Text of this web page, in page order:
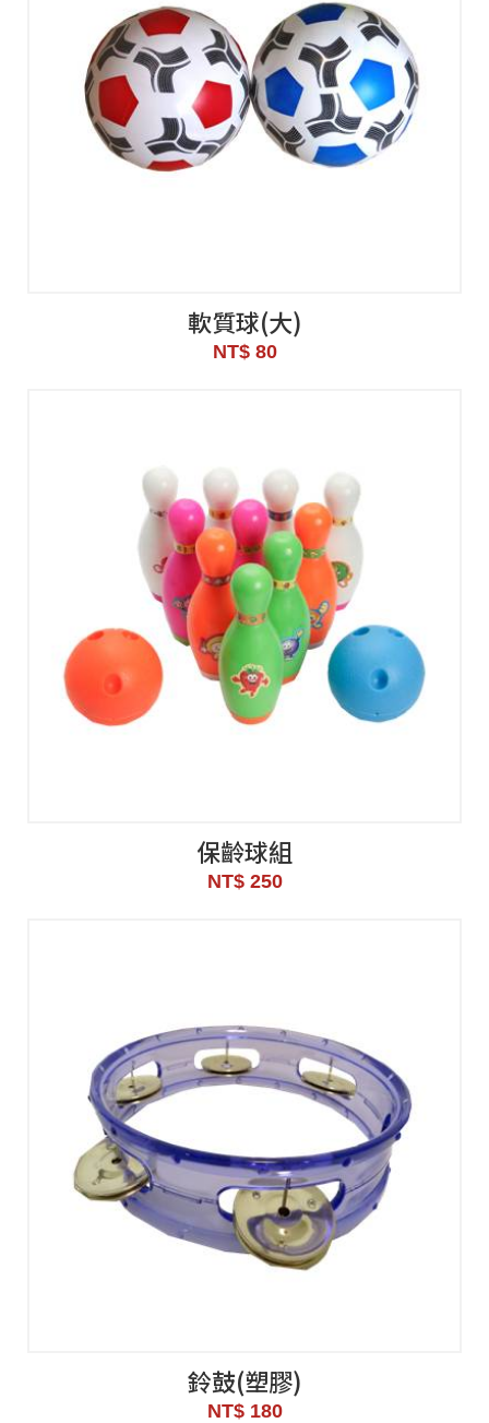
軟質球(大)
NT$ 80
保齡球組
NT$ 250
鈴鼓(塑膠)
NT$ 180